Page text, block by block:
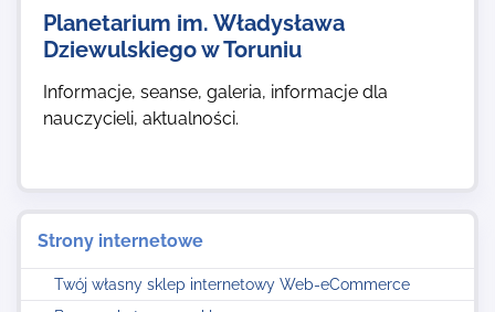
Strony internetowe
Twój własny sklep internetowy Web-eCommerce
Planetarium im. Władysława
Dziewulskiego w Toruniu
Informacje, seanse, galeria, informacje dla
nauczycieli, aktualności.